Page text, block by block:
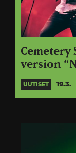
Cemetery
version
UUTISET 19.3.